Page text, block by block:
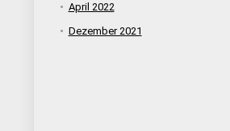
April 2022
Dezember 2021